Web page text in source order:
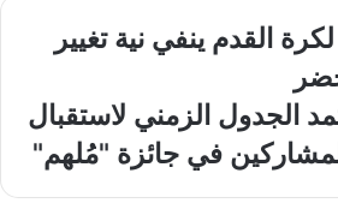
القدم ينفي نية تغيير
الجدول الزمني لاستقبال
في جائزة "مُلهم"